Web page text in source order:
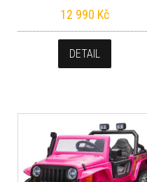
12 990 Kč
DETAIL